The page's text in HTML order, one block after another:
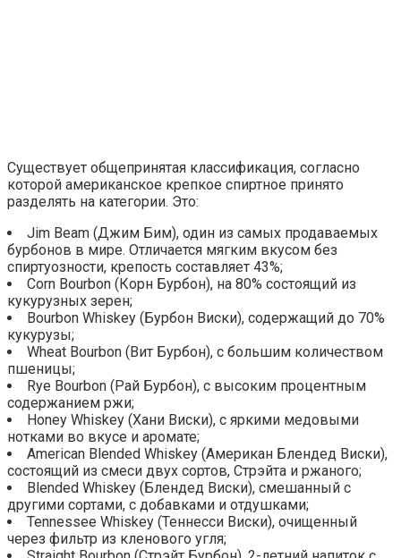
Существует общепринятая классификация, согласно
которой американское крепкое спиртное принято
разделять на категории. Это:
Jim Beam (Джим Бим), один из самых продаваемых
бурбонов в мире. Отличается мягким вкусом без
спиртуозности, крепость составляет 43%;
Corn Bourbon (Корн Бурбон), на 80% состоящий из
кукурузных зерен;
Bourbon Whiskеy (Бурбон Виски), содержащий до 70%
кукурузы;
Wheat Bourbon (Вит Бурбон), с большим количеством
пшеницы;
Rye Bourbon (Рай Бурбон), с высоким процентным
содержанием ржи;
Honey Whiskеy (Хани Виски), с яркими медовыми
нотками во вкусе и аромате;
American Blended Whiskеy (Американ Блендед Виски),
состоящий из смеси двух сортов, Стрэйта и ржаного;
Blended Whiskеy (Блендед Виски), смешанный с
другими сортами, с добавками и отдушками;
Tennessee Whiskеy (Теннесси Виски), очищенный
через фильтр из кленового угля;